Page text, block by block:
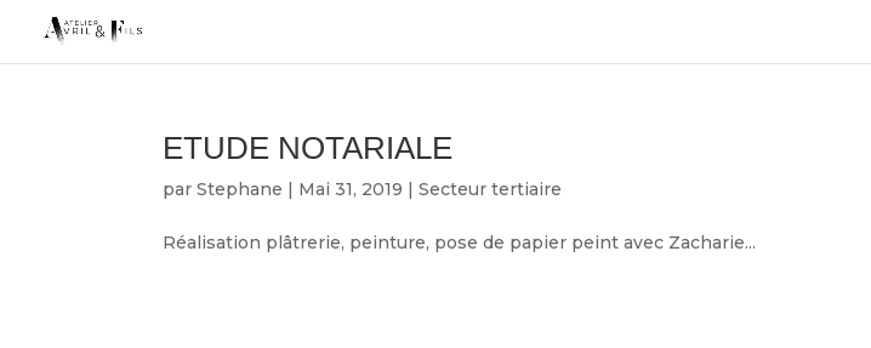
ETUDE NOTARIALE
parStephane | Mai 31, 2019 |Secteur tertiaire
Réalisation plâtrerie, peinture, pose de papier peint avec Zacharie...